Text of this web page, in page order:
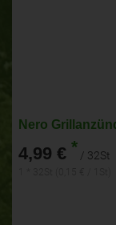
Nero
4,99 € * / 32St